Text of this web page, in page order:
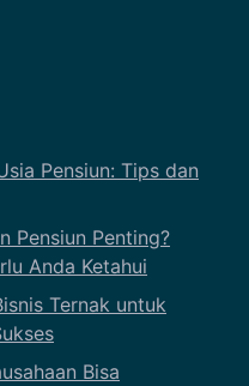
Pensiun: Tips dan
Pensiun Penting?
Anda Ketahui
Ternak untuk
Bisa